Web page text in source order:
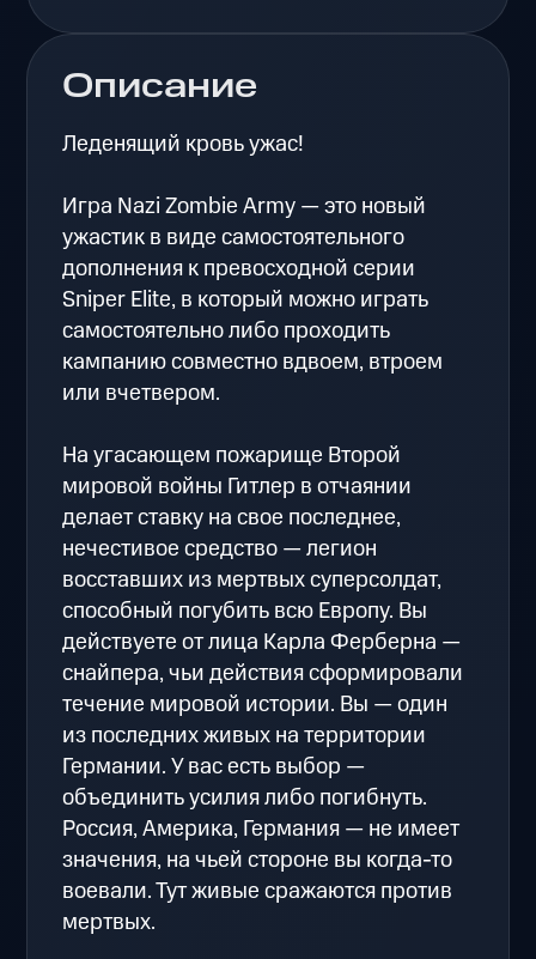
Описание
Леденящий кровь ужас!
Игра Nazi Zombie Army — это новый
ужастик в виде самостоятельного
дополнения к превосходной серии
Sniper Elite, в который можно играть
самостоятельно либо проходить
кампанию совместно вдвоем, втроем
или вчетвером.
На угасающем пожарище Второй
мировой войны Гитлер в отчаянии
делает ставку на свое последнее,
нечестивое средство — легион
восставших из мертвых суперсолдат,
способный погубить всю Европу. Вы
действуете от лица Карла Ферберна —
снайпера, чьи действия сформировали
течение мировой истории. Вы — один
из последних живых на территории
Германии. У вас есть выбор —
объединить усилия либо погибнуть.
Россия, Америка, Германия — не имеет
значения, на чьей стороне вы когда-то
воевали. Тут живые сражаются против
мертвых.